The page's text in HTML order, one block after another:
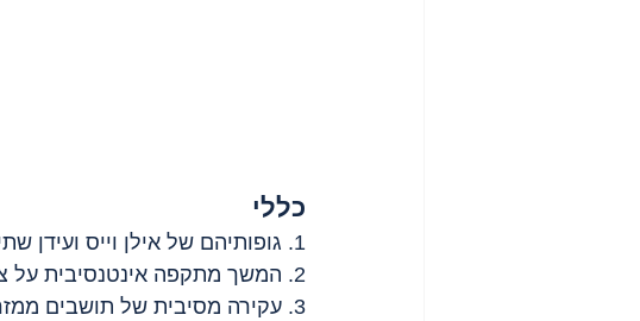
כללי
1. גופותיהם של אילן וייס ועידן שתיוי החטופים חולצו מעזה.
2. המשך מתקפה אינטנסיבית על צפון הרצועה ודרום מזרח העיר
3. עקירה מסיבית של תושבים ממזרח העיר